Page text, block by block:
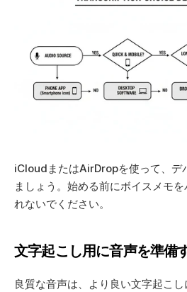
iCloudまたはAirDropを使って、デ
ましょう。始める前にボイスメモ
れないでください。
文字起こし用に音声を準備
良質な音声は、より良い文字起こし